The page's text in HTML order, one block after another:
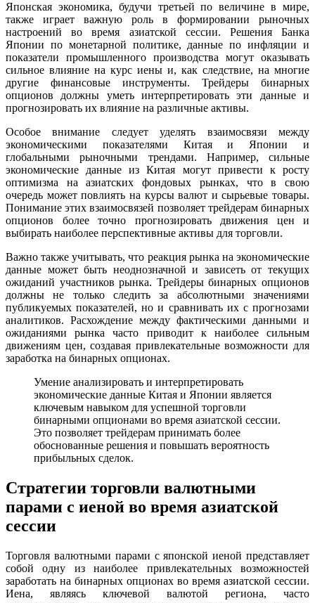
Японская экономика, будучи третьей по величине в мире,
также играет важную роль в формировании рыночных
настроений во время азиатской сессии. Решения Банка
Японии по монетарной политике, данные по инфляции и
показатели промышленного производства могут оказывать
сильное влияние на курс иены и, как следствие, на многие
другие финансовые инструменты. Трейдеры бинарных
опционов должны уметь интерпретировать эти данные и
прогнозировать их влияние на различные активы.
Особое внимание следует уделять взаимосвязи между
экономическими показателями Китая и Японии и
глобальными рыночными трендами. Например, сильные
экономические данные из Китая могут привести к росту
оптимизма на азиатских фондовых рынках, что в свою
очередь может повлиять на курсы валют и сырьевые товары.
Понимание этих взаимосвязей позволяет трейдерам бинарных
опционов более точно прогнозировать движения цен и
выбирать наиболее перспективные активы для торговли.
Важно также учитывать, что реакция рынка на экономические
данные может быть неоднозначной и зависеть от текущих
ожиданий участников рынка. Трейдеры бинарных опционов
должны не только следить за абсолютными значениями
публикуемых показателей, но и сравнивать их с прогнозами
аналитиков. Расхождение между фактическими данными и
ожиданиями рынка часто приводит к наиболее сильным
движениям цен, создавая привлекательные возможности для
заработка на бинарных опционах.
Умение анализировать и интерпретировать
экономические данные Китая и Японии является
ключевым навыком для успешной торговли
бинарными опционами во время азиатской сессии.
Это позволяет трейдерам принимать более
обоснованные решения и повышать вероятность
прибыльных сделок.
Стратегии торговли валютными
парами с иеной во время азиатской
сессии
Торговля валютными парами с японской иеной представляет
собой одну из наиболее привлекательных возможностей
заработать на бинарных опционах во время азиатской сессии.
Иена, являясь ключевой валютой региона, часто